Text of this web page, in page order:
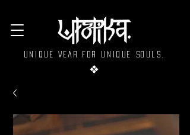
Unique wear for unique souls.
❖